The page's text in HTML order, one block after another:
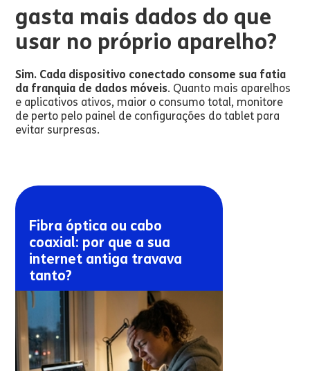
gasta mais dados do que
usar no próprio aparelho?
Sim. Cada dispositivo conectado consome sua fatia
da franquia de dados móveis. Quanto mais aparelhos
e aplicativos ativos, maior o consumo total, monitore
de perto pelo painel de configurações do tablet para
evitar surpresas.
Fibra óptica ou cabo
coaxial: por que a sua
internet antiga travava
tanto?